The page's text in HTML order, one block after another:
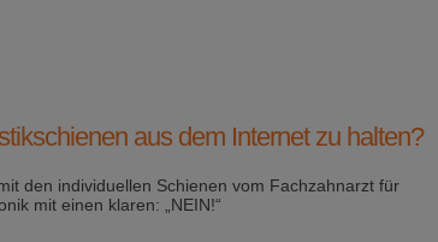
aus dem Internet zu halten?
den individuellen Schienen vom Fachzahnarzt für
mit einen klaren: „NEIN!“